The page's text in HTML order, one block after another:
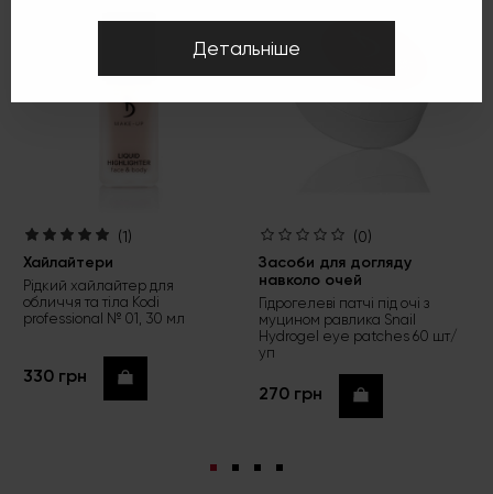
(1)
Хайлайтери
Рідкий хайлайтер для
обличчя та тіла Kodi
professional № 01, 30 мл
330 грн Купити
(0)
Засоби для догляду
навколо очей
Гідрогелеві патчі під очі з
муцином равлика Snail
Hydrogel eye patches 60 шт/
уп
270 грн Купити
Детальніше